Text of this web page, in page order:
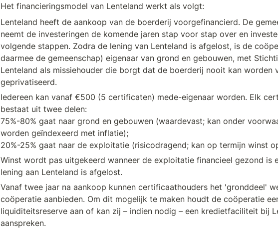
Het financieringsmodel van Lenteland werkt als volgt:
Lenteland heeft de aankoop van de boerderij voorgefinancierd. De
neemt de investeringen de komende jaren stap voor stap over en
volgende stappen. Zodra de lening van Lenteland is afgelost, is de
daarmee de gemeenschap) eigenaar van grond en gebouwen, met
Lenteland als missiehouder die borgt dat de boerderij nooit kan worden
geprivatiseerd.
Iedereen kan vanaf €500 (5 certificaten) mede-eigenaar worden. Elk
bestaat uit twee delen:
75%-80% gaat naar grond en gebouwen (waardevast; kan onder
worden geïndexeerd met inflatie);
20%-25% gaat naar de exploitatie (risicodragend; kan op termijn winst
Winst wordt pas uitgekeerd wanneer de exploitatie financieel gezond is
lening aan Lenteland is afgelost.
Vanaf twee jaar na aankoop kunnen certificaathouders het 'gronddeel'
coöperatie aanbieden. Om dit mogelijk te maken houdt de coöperatie
liquiditeitsreserve aan of kan zij – indien nodig – een kredietfaciliteit bij
aanspreken.